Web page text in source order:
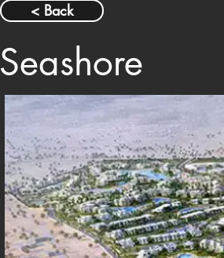
< Back
Seashore